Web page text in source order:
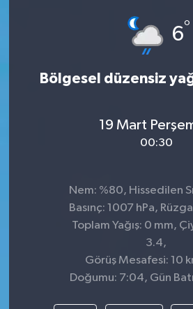
6°
Bölgesel düzensiz
19 Mart
00:30
Nem: %80, Hissedilen
Basınç: 1007 hPa,
Toplam Yağış: 0 mm,
3.4,
Görüş Mesafesi: 10
Doğumu: 7:04, Gün